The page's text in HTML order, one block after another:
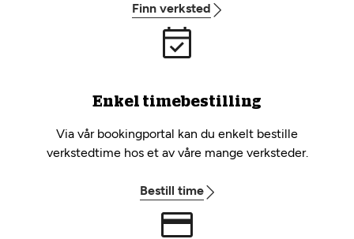
Finn verksted
Enkel timebestilling
Via vår bookingportal kan du enkelt bestille
verkstedtime hos et av våre mange verksteder.
Bestill time